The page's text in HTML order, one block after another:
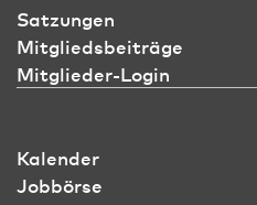
Satzungen
Mitgliedsbeiträge
Mitglieder-Login
Kalender
Jobbörse